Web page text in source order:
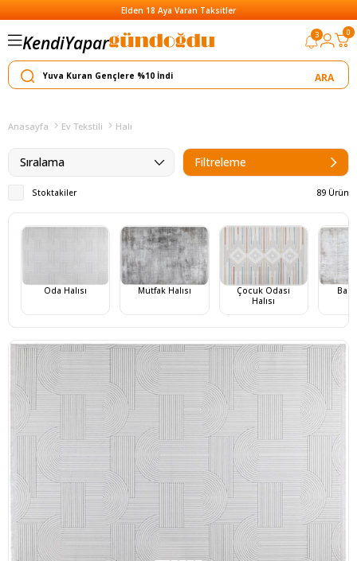
Elden 18 Aya Varan Taksitler
KendiSatar
Yapar
3 0
Yılın Kampanyası: Tüm Ürünlerde
Anasayfa Ev Tekstili Halı
Filtreleme
Sıralama
Stoktakiler 89 Ürün
Oda Halısı Mutfak Halısı
Çocuk Odası
Halısı